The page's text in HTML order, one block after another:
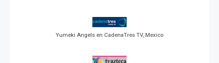
Yumeki Angels en CadenaTres TV, Mexico